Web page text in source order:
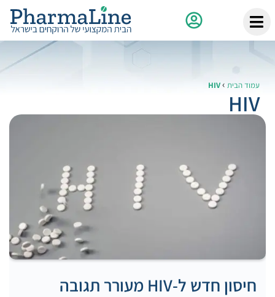
עמוד הבית ›
HIV
HIV
חיסון חדש ל-HIV מעורר תגובה